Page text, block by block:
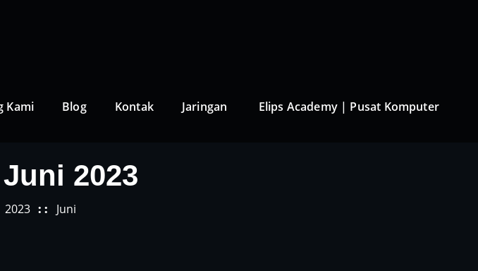
Kami Blog Kontak Jaringan Elips Academy | Pusat Komputer
2023
2023 Juni